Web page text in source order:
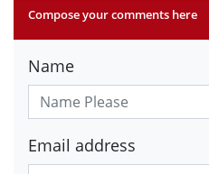
Compose your comments here
Name
Email address